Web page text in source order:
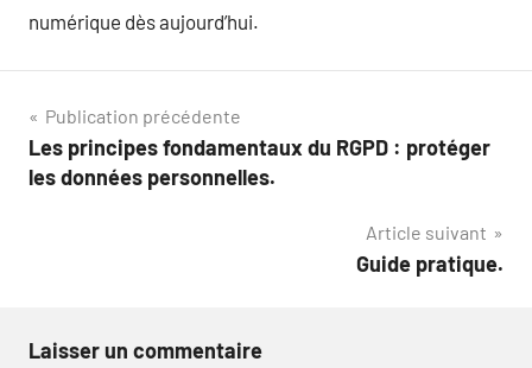
numérique dès aujourd’hui.
Navigation
de
Publication précédente
Les principes fondamentaux du RGPD : protéger
les données personnelles.
Article suivant
Guide pratique.
Laisser un commentaire